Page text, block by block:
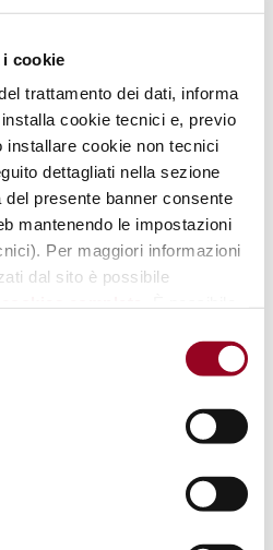
cookie
trattamento dei dati, informa
cookie tecnici e, previo
installare cookie non tecnici
dettagliati nella sezione
del presente banner consente
mantenendo le impostazioni
Per maggiori informazioni
dal sito è possibile